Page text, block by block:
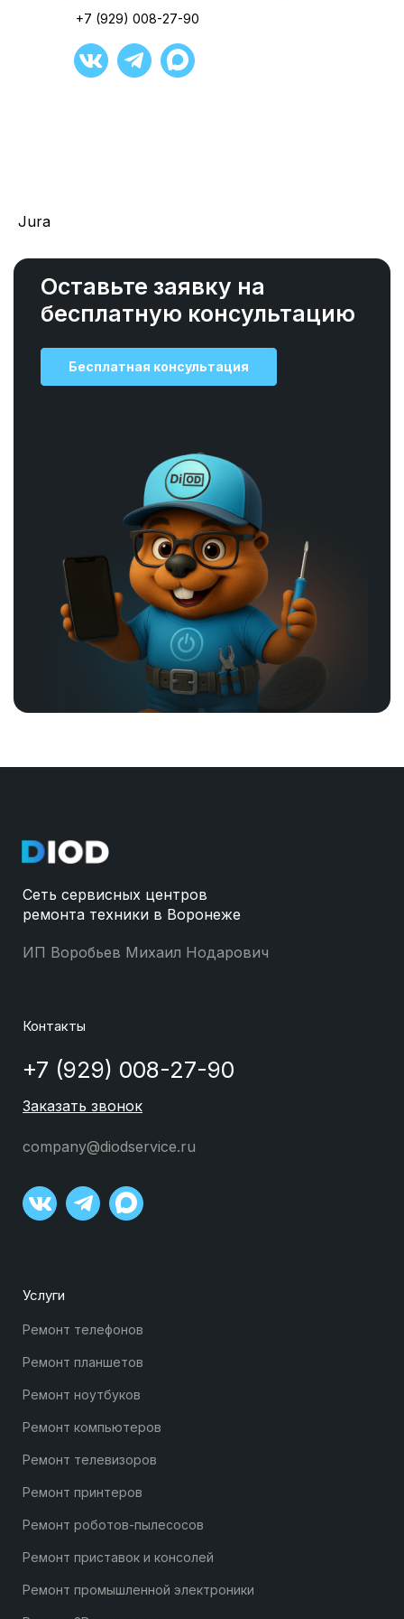
+7 (929) 008-27-90
Jura
Оставьте заявку на
бесплатную консультацию
Бесплатная консультация
Сеть сервисных центров
ремонта техники в Воронеже
ИП Воробьев Михаил Нодарович
Контакты
+7 (929) 008-27-90
Заказать звонок
company@diodservice.ru
Услуги
Ремонт телефонов
Ремонт планшетов
Ремонт ноутбуков
Ремонт компьютеров
Ремонт телевизоров
Ремонт принтеров
Ремонт роботов-пылесосов
Ремонт приставок и консолей
Ремонт промышленной электроники